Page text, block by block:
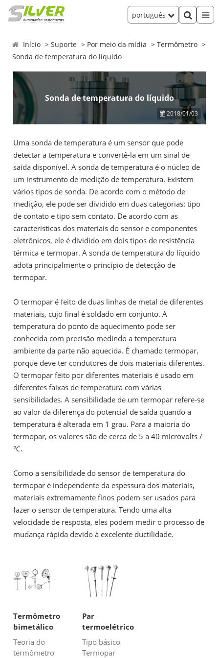
português
Início Suporte Por meio da mídia
Termômetro
Sonda de temperatura do líquido
Sonda de temperatura do líquido
2018/01/03
Uma sonda de temperatura é um sensor que pode
detectar a temperatura e convertê-la em um sinal de
saída disponível. A sonda de temperatura é o núcleo de
um instrumento de medição de temperatura. Existem
vários tipos de sonda. De acordo com o método de
medição, ele pode ser dividido em duas categorias: tipo
de contato e tipo sem contato. De acordo com as
características dos materiais do sensor e componentes
eletrônicos, ele é dividido em dois tipos de resistência
térmica e termopar. A sonda de temperatura do líquido
adota principalmente o princípio de detecção de
termopar.
O termopar é feito de duas linhas de metal de diferentes
materiais, cujo final é soldado em conjunto. A
temperatura do ponto de aquecimento pode ser
conhecida com precisão medindo a temperatura
ambiente da parte não aquecida. É chamado termopar,
porque deve ter condutores de dois materiais diferentes.
O termopar feito por diferentes materiais é usado em
diferentes faixas de temperatura com várias
sensibilidades. A sensibilidade de um termopar refere-se
ao valor da diferença do potencial de saída quando a
temperatura é alterada em 1 grau. Para a maioria do
termopar, os valores são de cerca de 5 a 40 microvolts /
℃.
Como a sensibilidade do sensor de temperatura do
termopar é independente da espessura dos materiais,
materiais extremamente finos podem ser usados ​​para
fazer o sensor de temperatura. Tendo uma alta
velocidade de resposta, eles podem medir o processo de
mudança rápida devido à excelente ductilidade.
Termômetro
bimetálico
Teoria do
termômetro
Par
termoelétrico
Tipo básico
Termopar